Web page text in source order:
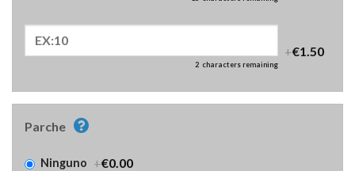
2 characters remaining
+€1.50
Parche
Ninguno +€0.00